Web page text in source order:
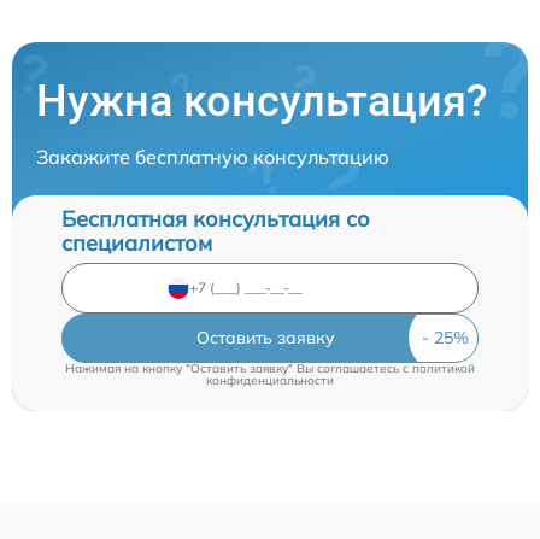
Нужна консультация?
Закажите бесплатную консультацию
Бесплатная консультация со
специалистом
Оставить заявку
Нажимая на кнопку "Оставить заявку" Вы соглашаетесь cполитикой
конфиденциальности